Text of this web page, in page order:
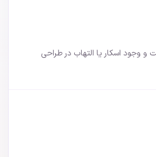
اسکار یا التهاب در طراحی